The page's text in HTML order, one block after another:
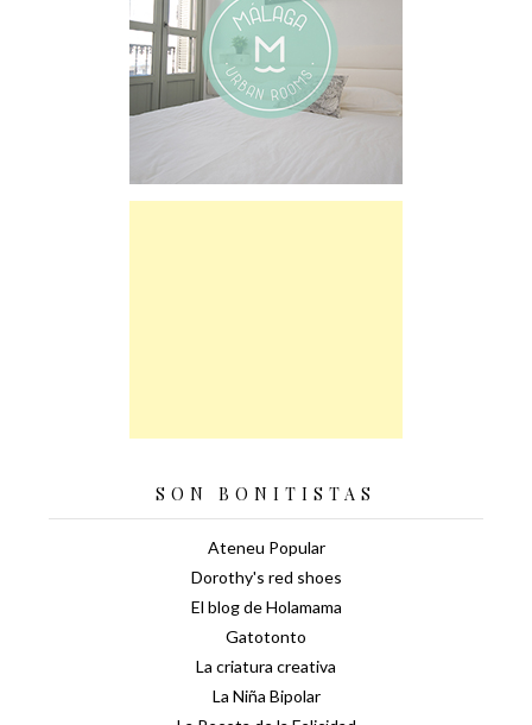
SON BONITISTAS
Ateneu Popular
Dorothy's red shoes
El blog de Holamama
Gatotonto
La criatura creativa
La Niña Bipolar